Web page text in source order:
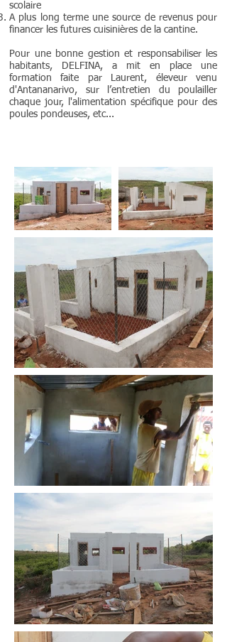
scolaire
A plus long terme une source de revenus pour
financer les futures cuisinières de la cantine.
Pour une bonne gestion et responsabiliser les
habitants, DELFINA, a mit en place une
formation faite par Laurent, éleveur venu
d'Antananarivo, sur l’entretien du poulailler
chaque jour, l'alimentation spécifique pour des
poules pondeuses, etc...